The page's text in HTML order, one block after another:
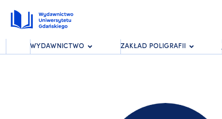
WYDAWNICTWO ZAKŁAD POLIGRAFII